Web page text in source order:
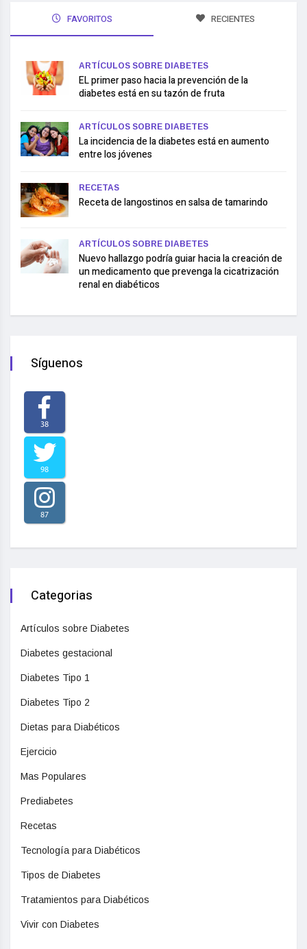
FAVORITOS RECIENTES
ARTÍCULOS SOBRE DIABETES
EL primer paso hacia la prevención de la
diabetes está en su tazón de fruta
ARTÍCULOS SOBRE DIABETES
La incidencia de la diabetes está en aumento
entre los jóvenes
RECETAS
Receta de langostinos en salsa de tamarindo
ARTÍCULOS SOBRE DIABETES
Nuevo hallazgo podría guiar hacia la creación de
un medicamento que prevenga la cicatrización
renal en diabéticos
Síguenos
38
98
87
Categorias
Artículos sobre Diabetes
Diabetes gestacional
Diabetes Tipo 1
Diabetes Tipo 2
Dietas para Diabéticos
Ejercicio
Mas Populares
Prediabetes
Recetas
Tecnología para Diabéticos
Tipos de Diabetes
Tratamientos para Diabéticos
Vivir con Diabetes